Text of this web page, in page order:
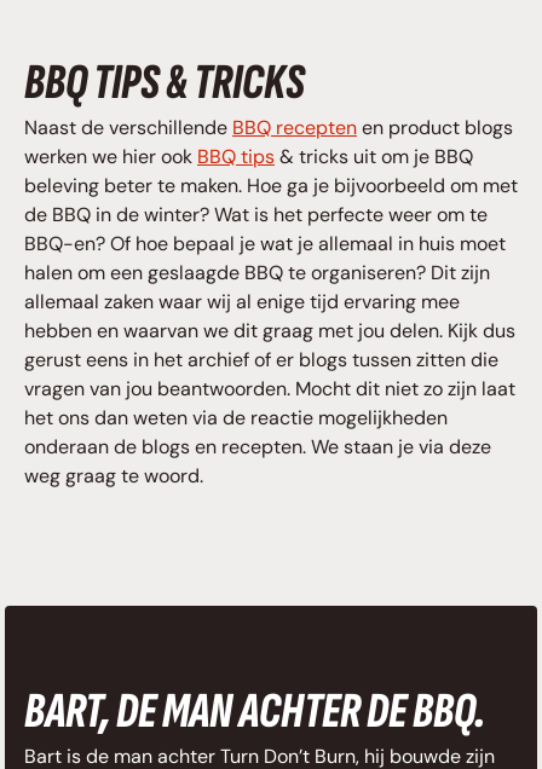
BBQ TIPS & TRICKS
Naast de verschillende BBQ receptenen product blogs
werken we hier ook BBQ tips& tricks uit om je BBQ
beleving beter te maken. Hoe ga je bijvoorbeeld om met
de BBQ in de winter? Wat is het perfecte weer om te
BBQ-en? Of hoe bepaal je wat je allemaal in huis moet
halen om een geslaagde BBQ te organiseren? Dit zijn
allemaal zaken waar wij al enige tijd ervaring mee
hebben en waarvan we dit graag met jou delen. Kijk dus
gerust eens in het archief of er blogs tussen zitten die
vragen van jou beantwoorden. Mocht dit niet zo zijn laat
het ons dan weten via de reactie mogelijkheden
onderaan de blogs en recepten. We staan je via deze
weg graag te woord.
BART, DE MAN ACHTER DE BBQ.
Bart is de man achter Turn Don’t Burn, hij bouwde zijn